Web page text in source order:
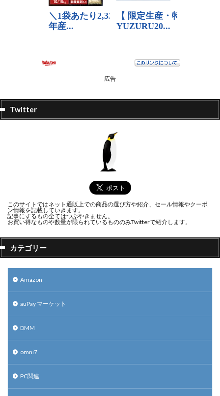
広告
Twitter
このサイトではネット通販上での商品の選び方や紹介、セール情報やクーポ
ン情報を記載していきます。
記事にするもの全てはつぶやきません。
お買い得なものや数量が限られているもののみTwitterで紹介します。
カテゴリー
Amazon
auPay マーケット
DMM
omni7
PC関連